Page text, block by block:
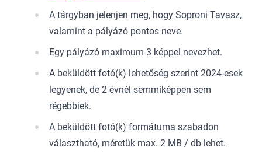
A tárgyban jelenjen meg, hogy Soproni Tavasz,
valamint a pályázó pontos neve.
Egy pályázó maximum 3 képpel nevezhet.
A beküldött fotó(k) lehetőség szerint 2024-esek
legyenek, de 2 évnél semmiképpen sem
régebbiek.
A beküldött fotó(k) formátuma szabadon
választható, méretük max. 2 MB / db lehet.